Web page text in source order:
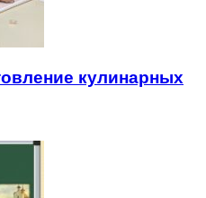
кулинарных